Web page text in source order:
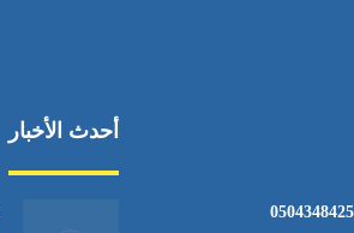
أحدث الأخبار